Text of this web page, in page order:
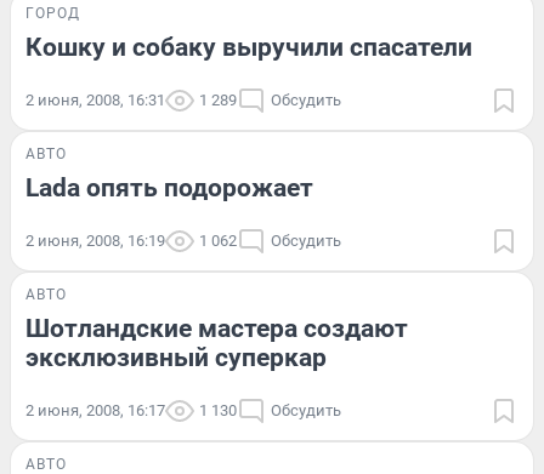
ГОРОД
Кошку и собаку выручили спасатели
2 июня, 2008, 16:31 1 289 Обсудить
АВТО
Lada опять подорожает
2 июня, 2008, 16:19 1 062 Обсудить
АВТО
Шотландские мастера создают
эксклюзивный суперкар
2 июня, 2008, 16:17 1 130 Обсудить
АВТО